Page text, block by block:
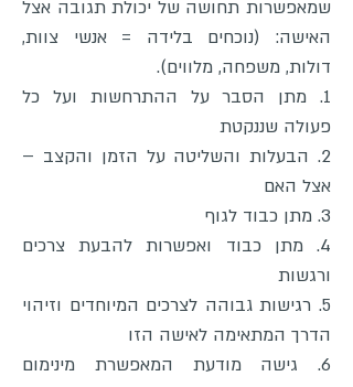
שמאפשרות תחושה של יכולת תגובה אצל
האישה: (נוכחים בלידה = אנשי צוות,
דולות, משפחה, מלווים).
1. מתן הסבר על ההתרחשות ועל כל
פעולה שננקטת
2. הבעלות והשליטה על הזמן והקצב –
אצל האם
3. מתן כבוד לגוף
4. מתן כבוד ואפשרות להבעת צרכים
ורגשות
5. רגישות גבוהה לצרכים המיוחדים וזיהוי
הדרך המתאימה לאישה הזו
6. גישה מודעת המאפשרת מינימום